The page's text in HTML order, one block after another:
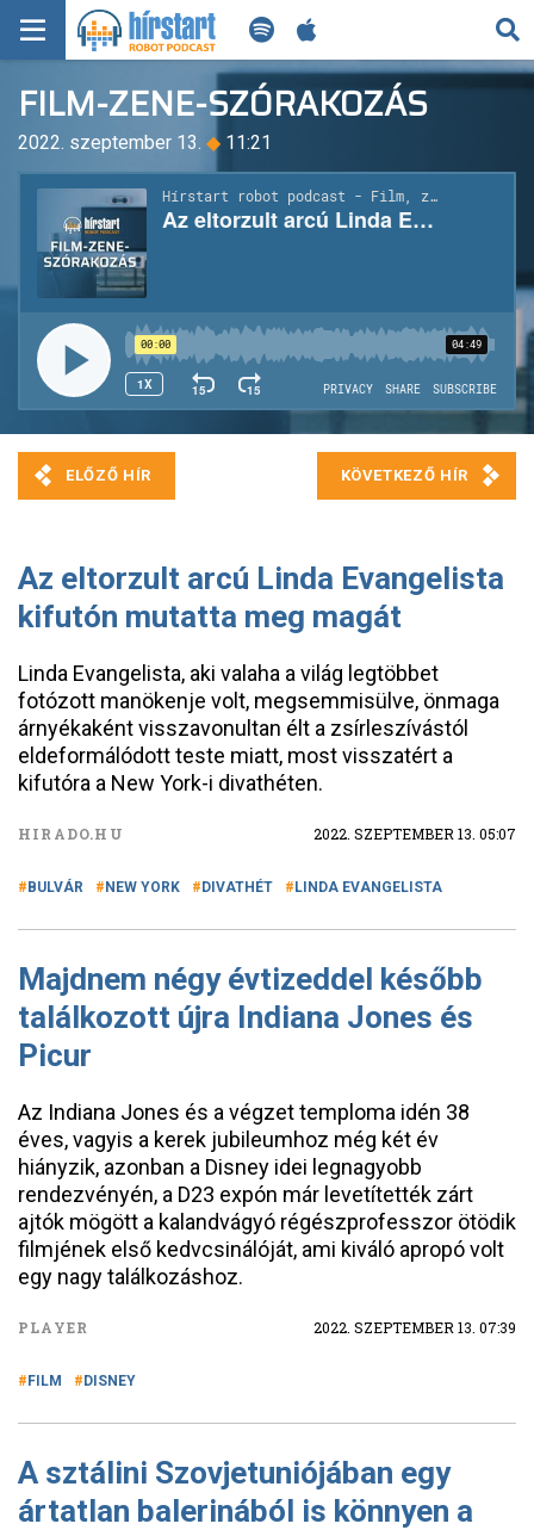
KERESÉS
KEZDŐLAP
FRISS HÍREK
TECH HÍREK
FILM-ZENE-SZÓRAKOZÁS
PLAYLIST
MI AZ A ROBOT PODCAST?
FILM-ZENE-SZÓRAKOZÁS
2022. szeptember 13. ◆ 11:21
Az eltorzult arcú Linda Evangelista
kifutón mutatta meg magát
Linda Evangelista, aki valaha a világ legtöbbet
fotózott manökenje volt, megsemmisülve, önmaga
árnyékaként visszavonultan élt a zsírleszívástól
eldeformálódott teste miatt, most visszatért a
kifutóra a New York-i divathéten.
HIRADO.HU 2022. SZEPTEMBER 13. 05:07
BULVÁR NEW YORK DIVATHÉT LINDA EVANGELISTA
Majdnem négy évtizeddel később
találkozott újra Indiana Jones és
Picur
Az Indiana Jones és a végzet temploma idén 38
éves, vagyis a kerek jubileumhoz még két év
hiányzik, azonban a Disney idei legnagyobb
rendezvényén, a D23 expón már levetítették zárt
ajtók mögött a kalandvágyó régészprofesszor ötödik
filmjének első kedvcsinálóját, ami kiváló apropó volt
egy nagy találkozáshoz.
PLAYER 2022. SZEPTEMBER 13. 07:39
FILM DISNEY
A sztálini Szovjetuniójában egy
ártatlan balerinából is könnyen a